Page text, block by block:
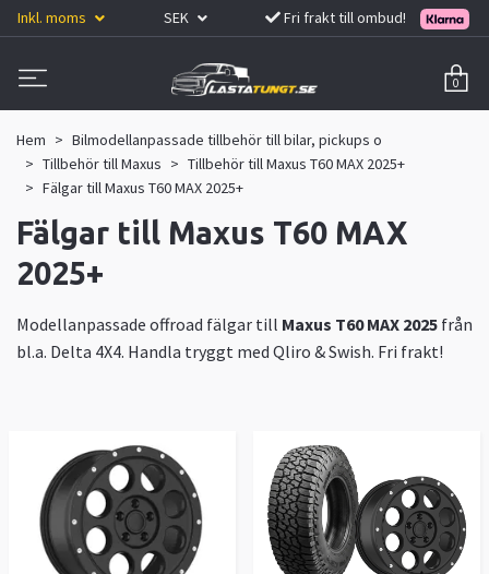
Inkl. moms SEK Fri frakt till ombud!
0
Hem
Bilmodellanpassade tillbehör till bilar, pickups o
Tillbehör till Maxus
Tillbehör till Maxus T60 MAX 2025+
Fälgar till Maxus T60 MAX 2025+
Fälgar till Maxus T60 MAX
2025+
Modellanpassade offroad fälgar till Maxus T60 MAX 2025 från
bl.a. Delta 4X4. Handla tryggt med Qliro & Swish. Fri frakt!